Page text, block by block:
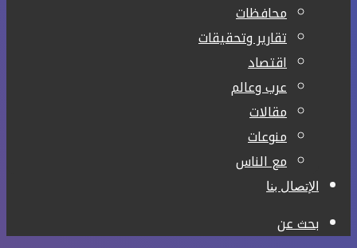
محافظات
تقارير وتحقيقات
اقتصاد
عرب وعالم
مقالات
منوعات
مع الناس
الإتصال بنا
بحث عن